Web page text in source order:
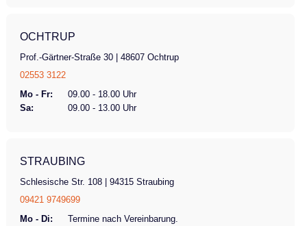
OCHTRUP
Prof.-Gärtner-Straße 30 | 48607 Ochtrup
02553 3122
Mo - Fr:
09.00 - 18.00 Uhr
Sa:
09.00 - 13.00 Uhr
STRAUBING
Schlesische Str. 108 | 94315 Straubing
09421 9749699
Mo - Di:
Termine nach Vereinbarung.